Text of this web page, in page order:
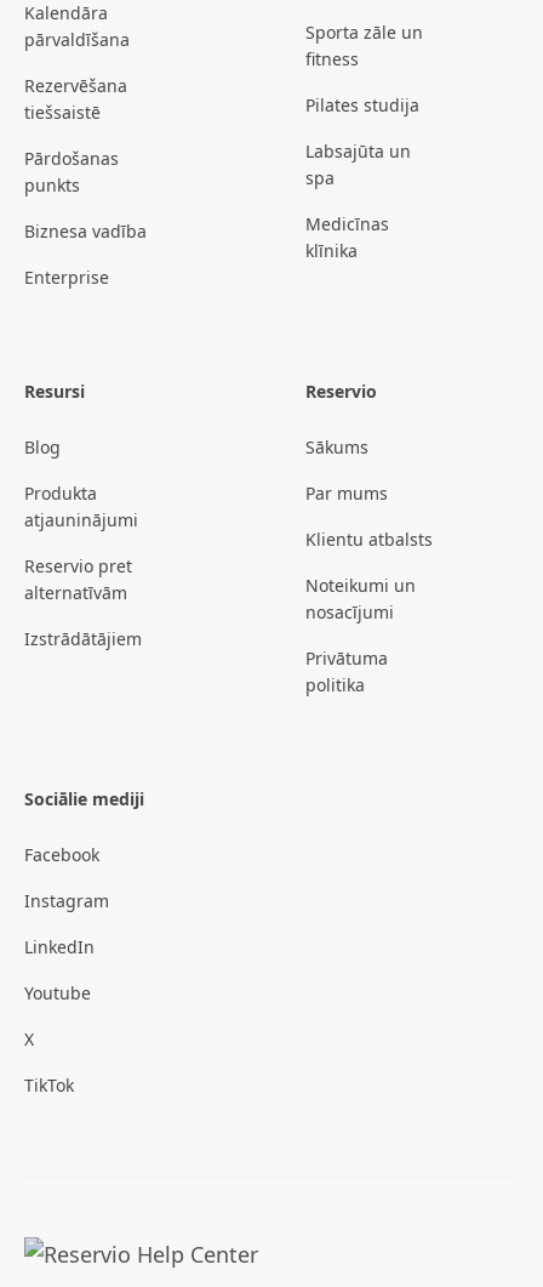
Kalendāra
pārvaldīšana
Rezervēšana
tiešsaistē
Pārdošanas
punkts
Biznesa vadība
Enterprise
Sporta zāle un
fitness
Pilates studija
Labsajūta un
spa
Medicīnas
klīnika
Resursi
Blog
Produkta
atjauninājumi
Reservio pret
alternatīvām
Izstrādātājiem
Reservio
Sākums
Par mums
Klientu atbalsts
Noteikumi un
nosacījumi
Privātuma
politika
Sociālie mediji
Facebook
Instagram
LinkedIn
Youtube
X
TikTok